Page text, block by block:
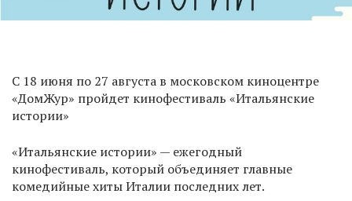
C 18 июня по 27 августа в московском киноцентре
«ДомЖур» пройдет кинофестиваль «Итальянские
истории»
«Итальянские истории» — ежегодный
кинофестиваль, который объединяет главные
комедийные хиты Италии последних лет.